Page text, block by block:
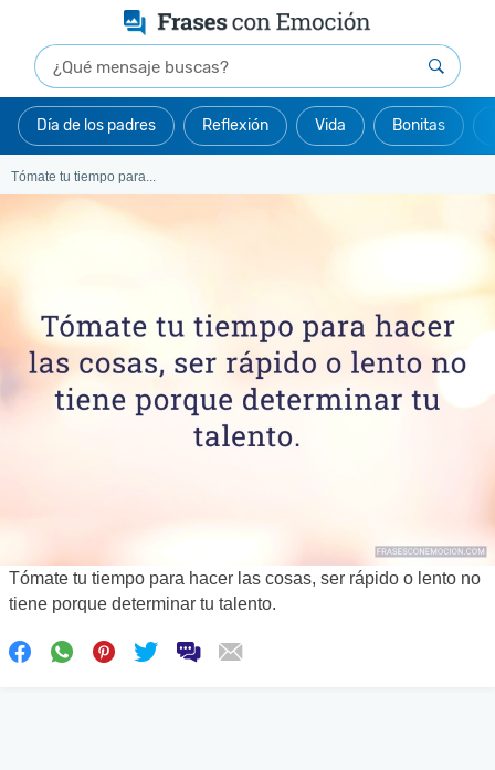
Día de los padres Reflexión Vida Bonitas
Tómate tu tiempo para...
Tómate tu tiempo para hacer las cosas, ser rápido o lento no
tiene porque determinar tu talento.